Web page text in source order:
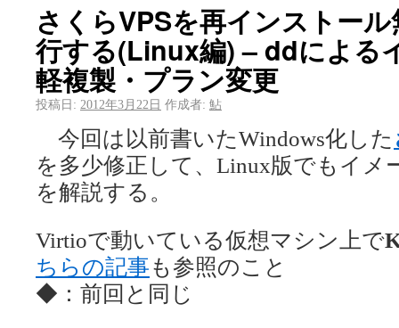
さくらVPSを再インストー
行する(Linux編) – ddによる
軽複製・プラン変更
投稿日: 2012年3月22日 作成者: 鮎
今回は以前書いたWindows化した
を多少修正して、Linux版でもイメ
を解説する。
Virtioで動いている仮想マシン上で
ちらの記事も参照のこと
◆：前回と同じ